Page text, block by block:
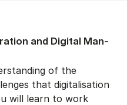
and Di­git­al Man­
of the
that digitalisation
will learn to work